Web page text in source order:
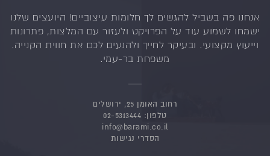
אנחנו פה בשביל להגשים לך חלומות עיצוביים! היועצים שלנו
ישמחו לשמוע עוד על הפרויקט ולעזור עם המלצות, פתרונות
וייעוץ מקצועי. ובעיקר לחייך ולהנעים לכם את חווית הקנייה.
משפחת בר-עמי.
רחוב האומן 25, ירושלים
טלפון: 02-5313444
info@barami.co.il
הסדרי נגישות